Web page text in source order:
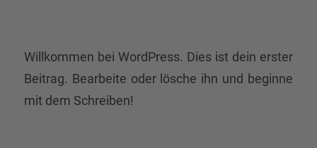
Willkommen bei WordPress. Dies ist dein erster
Beitrag. Bearbeite oder lösche ihn und beginne
mit dem Schreiben!